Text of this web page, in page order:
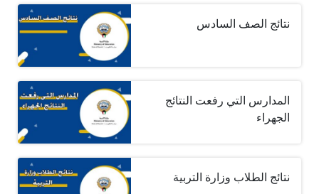
نتائج الصف السادس
المدارس التي رفعت النتائج
الجهراء
نتائج الطلاب وزارة التربية